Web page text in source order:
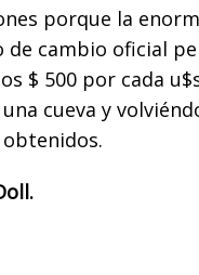
porque la
de cambio oficial
$ 500 por cada
cueva y